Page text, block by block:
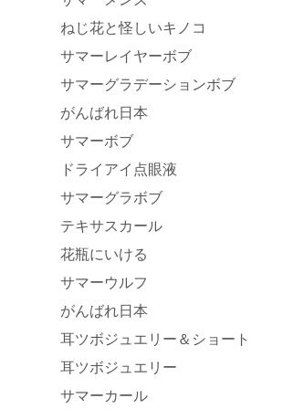
ねじ花と怪しいキノコ
サマーレイヤーボブ
サマーグラデーションボブ
がんばれ日本
サマーボブ
ドライアイ点眼液
サマーグラボブ
テキサスカール
花瓶にいける
サマーウルフ
がんばれ日本
耳ツボジュエリー＆ショート
耳ツボジュエリー
サマーカール